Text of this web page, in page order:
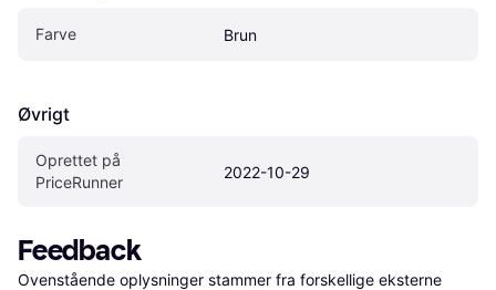
Farve Brun
Øvrigt
Oprettet på
PriceRunner
2022-10-29
Feedback
Ovenstående oplysninger stammer fra forskellige eksterne